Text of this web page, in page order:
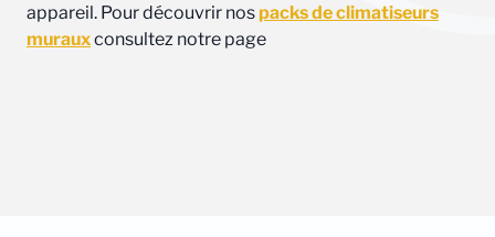
appareil. Pour découvrir nospacks de climatiseurs
murauxconsultez notre page